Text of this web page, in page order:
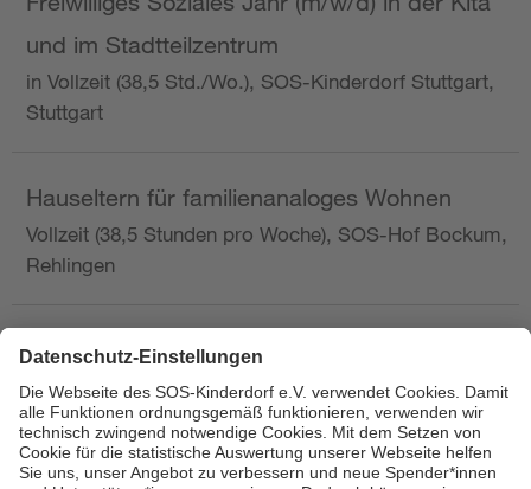
und im Stadtteilzentrum
in Vollzeit (38,5 Std./Wo.), SOS-Kinderdorf Stuttgart,
Stuttgart
Hauseltern für familienanaloges Wohnen
Vollzeit (38,5 Stunden pro Woche), SOS-Hof Bockum,
Rehlingen
Hauswirtschafterin / Köchin (m/w/d) als
Ausbilderin (m/w/d) im Bereich
Nahrungszubereitung
in Vollzeit (38,5 Std./Wo.), SOS-Kinderdorf